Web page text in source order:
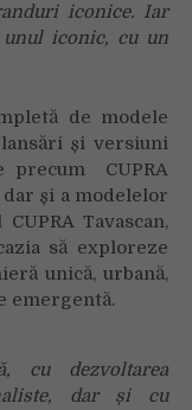
iconice. Iar
unul iconic, cu un
de modele
și versiuni
precum CUPRA
dar și a modelelor
Tavascan,
să exploreze
unică, urbană,
emergentă.
cu dezvoltarea
dar și cu